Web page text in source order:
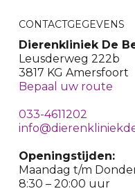
CONTACTGEGEVENS
Dierenkliniek De
Leusderweg 222b
3817 KG Amersfoort
Bepaal uw route
033-4611202
Openingstijden:
Maandag t/m
8:30 – 20:00 uur